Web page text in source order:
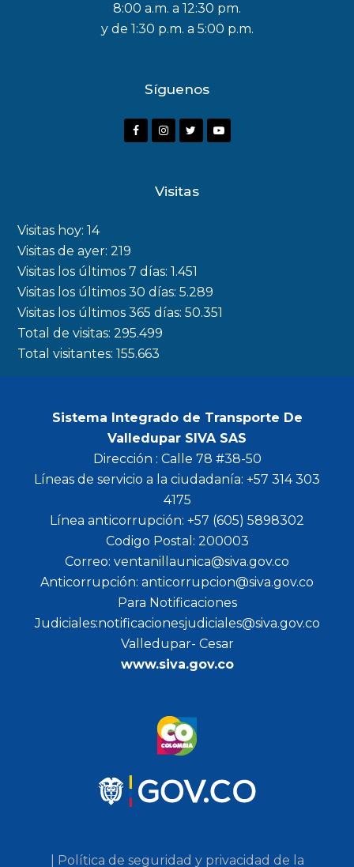
8:00 a.m. a 12:30 pm.
y de 1:30 p.m. a 5:00 p.m.
Síguenos
F
o
k
I
a
m
Y
Visitas
Visitas hoy:14
Visitas de ayer:219
Visitas los últimos 7 días:1.451
Visitas los últimos 30 días:5.289
Visitas los últimos 365 días:50.351
Total de visitas:295.499
Total visitantes:155.663
Sistema Integrado de Transporte De
Valledupar SIVA SAS
Dirección : Calle 78 #38-50
Líneas de servicio a la ciudadanía: +57 314 303
4175
Línea anticorrupción: +57 (605) 5898302
Codigo Postal: 200003
Correo: ventanillaunica@siva.gov.co
Anticorrupción: anticorrupcion@siva.gov.co
Para Notificaciones
Judiciales:notificacionesjudiciales@siva.gov.co
Valledupar- Cesar
www.siva.gov.co
| Política de seguridad y privacidad de la